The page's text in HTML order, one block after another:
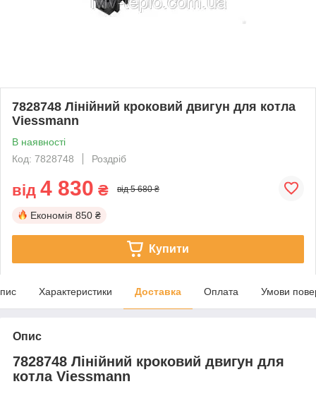
7828748 Лінійний кроковий двигун для котла
Viessmann
В наявності
Код: 7828748
Роздріб
від 4 830 ₴ від 5 680 ₴
Економія 850 ₴
Купити
Характеристики Доставка Оплата Умови
Опис
7828748 Лінійний кроковий двигун для
котла Viessmann